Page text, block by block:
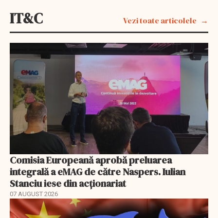
IT&C Vezi toate articolele
Comisia Europeană aprobă preluarea
integrală a eMAG de către Naspers. Iulian
Stanciu iese din acționariat
07 AUGUST 2026